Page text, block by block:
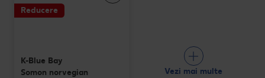
Reducere
K-Blue Bay
Somon norvegian
Vezi mai multe